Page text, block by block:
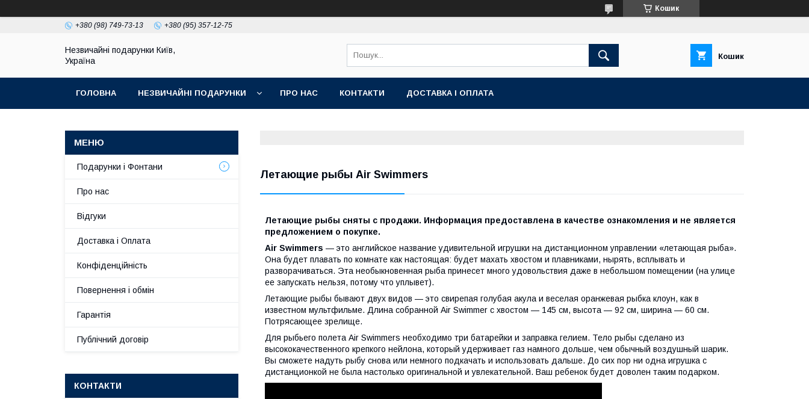
Кошик
+380 (98) 749-73-13 +380 (95) 357-12-75
Незвичайні подарунки Київ,
Україна
Кошик
ГОЛОВНА НЕЗВИЧАЙНІ ПОДАРУНКИ ПРО НАС КОНТАКТИ ДОСТАВКА І ОПЛАТА
Летающие рыбы Air Swimmers
Летающие рыбы сняты с продажи. Информация предоставлена в качестве ознакомления и не является
предложением о покупке.
Air Swimmers — это английское название удивительной игрушки на дистанционном управлении «летающая рыба».
Она будет плавать по комнате как настоящая: будет махать хвостом и плавниками, нырять, всплывать и
разворачиваться. Эта необыкновенная рыба принесет много удовольствия даже в небольшом помещении (на улице
ее запускать нельзя, потому что уплывет).
Летающие рыбы бывают двух видов — это свирепая голубая акула и веселая оранжевая рыбка клоун, как в
известном мультфильме. Длина собранной Air Swimmer с хвостом — 145 см, высота — 92 см, ширина — 60 см.
Потрясающее зрелище.
Для рыбьего полета Air Swimmers необходимо три батарейки и заправка гелием. Тело рыбы сделано из
высококачественного крепкого нейлона, который удерживает газ намного дольше, чем обычный воздушный шарик.
Вы сможете надуть рыбу снова или немного подкачать и использовать дальше. До сих пор ни одна игрушка с
дистанционкой не была настолько оригинальной и увлекательной. Ваш ребенок будет доволен таким подарком.
Подарунки і Фонтани
Про нас
Відгуки
Доставка і Оплата
Конфіденційність
Повернення і обмін
Гарантія
Публічний договір
КОНТАКТИ